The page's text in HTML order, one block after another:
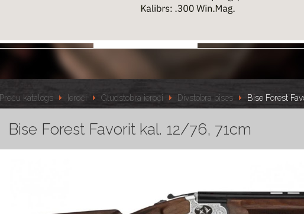
Preču katalogs Ieroči Gludstobra ieroči Divstobra bises Bise Forest
Bise Forest Favorit kal. 12/76, 71cm